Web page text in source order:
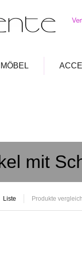
MÖBEL
mit
Liste Produkte